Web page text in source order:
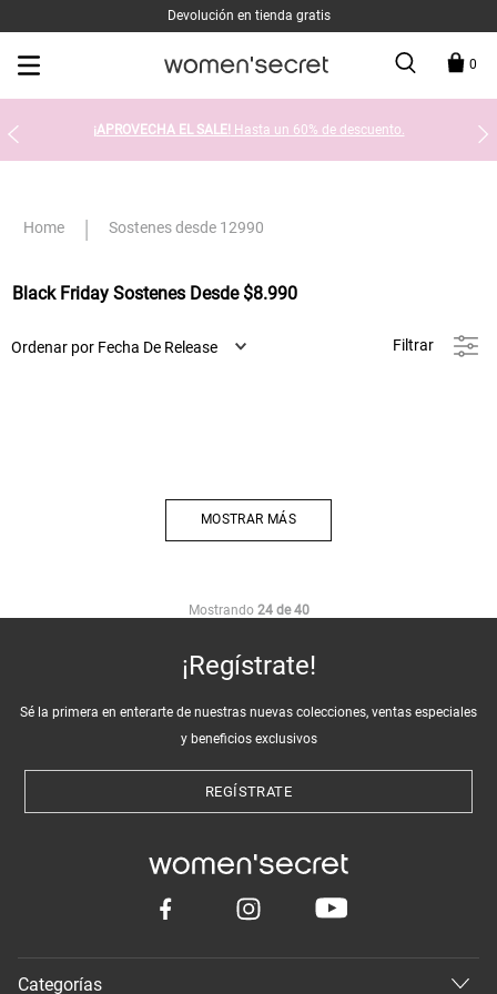
Devolución en tienda gratis
0
¡APROVECHA EL SALE! Hasta un 60% de descuento.
Sostenes desde 12990
Black Friday Sostenes Desde $8.990
Ordenar por Fecha De Release Filtrar
MOSTRAR MÁS
Mostrando 24 de 40
¡Regístrate!
Sé la primera en enterarte de nuestras nuevas colecciones, ventas especiales
y beneficios exclusivos
REGÍSTRATE
Categorías